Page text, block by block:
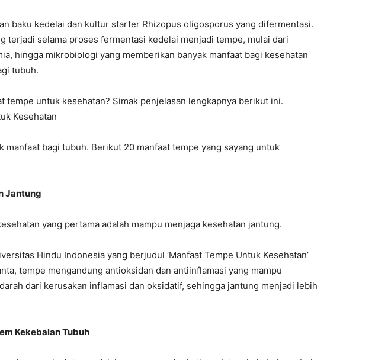
baku kedelai dan kultur starter Rhizopus oligosporus yang difermentasi.
terjadi selama proses fermentasi kedelai menjadi tempe, mulai dari
hingga mikrobiologi yang memberikan banyak manfaat bagi kesehatan
tubuh.
tempe untuk kesehatan? Simak penjelasan lengkapnya berikut ini.
Kesehatan
manfaat bagi tubuh. Berikut 20 manfaat tempe yang sayang untuk
Jantung
yang pertama adalah mampu menjaga kesehatan jantung.
Hindu Indonesia yang berjudul ‘Manfaat Tempe Untuk Kesehatan’
tempe mengandung antioksidan dan antiinflamasi yang mampu
dari kerusakan inflamasi dan oksidatif, sehingga jantung menjadi lebih
Kekebalan Tubuh